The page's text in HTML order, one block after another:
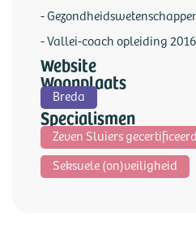
-
- Vallei-coach opleiding 2016
Website
Woonplaats
Breda
Specialismen
Zeven Sluiers gecertificeerd
Seksuele (on)veiligheid